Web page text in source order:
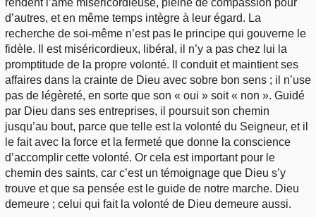
d’autres, et en même temps intègre à leur égard. La
recherche de soi-même n’est pas le principe qui gouverne le
fidèle. Il est miséricordieux, libéral, il n’y a pas chez lui la
promptitude de la propre volonté. Il conduit et maintient ses
affaires dans la crainte de Dieu avec sobre bon sens ; il n’use
pas de légèreté, en sorte que son « oui » soit « non ». Guidé
par Dieu dans ses entreprises, il poursuit son chemin
jusqu’au bout, parce que telle est la volonté du Seigneur, et il
le fait avec la force et la fermeté que donne la conscience
d’accomplir cette volonté. Or cela est important pour le
chemin des saints, car c’est un témoignage que Dieu s’y
trouve et que sa pensée est le guide de notre marche. Dieu
demeure ; celui qui fait la volonté de Dieu demeure aussi.